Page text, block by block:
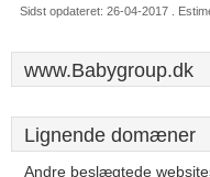
Sidst opdateret: 26-04-2017 .
www.Babygroup.dk
Lignende domæner
Andre beslægtede